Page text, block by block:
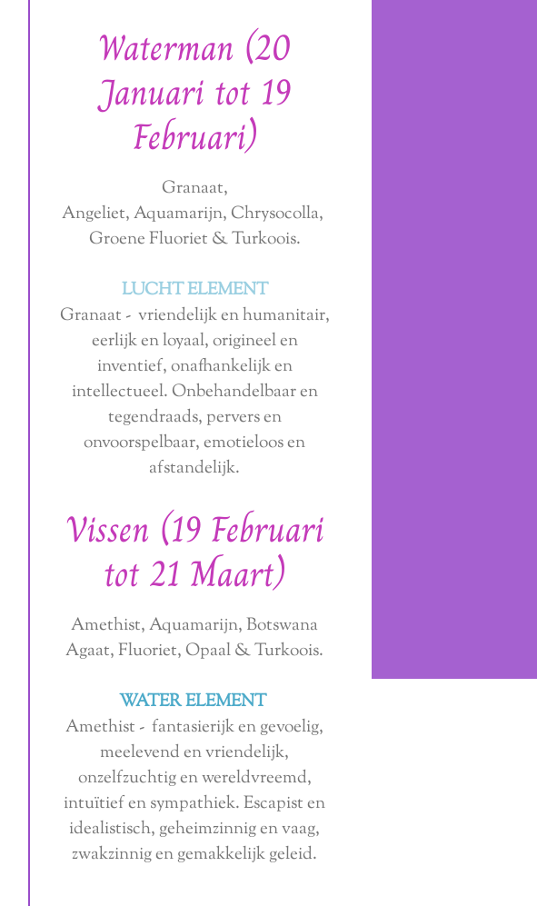
Waterman (20
Januari tot 19
Februari)
Granaat,
Angeliet, Aquamarijn, Chrysocolla,
Groene Fluoriet & Turkoois.
LUCHT ELEMENT
Granaat - vriendelijk en humanitair,
eerlijk en loyaal, origineel en
inventief, onafhankelijk en
intellectueel. Onbehandelbaar en
tegendraads, pervers en
onvoorspelbaar, emotieloos en
afstandelijk.
Vissen (19 Februari
tot 21 Maart)
Amethist, Aquamarijn, Botswana
Agaat, Fluoriet, Opaal & Turkoois.
WATER ELEMENT
Amethist - fantasierijk en gevoelig,
meelevend en vriendelijk,
onzelfzuchtig en wereldvreemd,
intuïtief en sympathiek. Escapist en
idealistisch, geheimzinnig en vaag,
zwakzinnig en gemakkelijk geleid.